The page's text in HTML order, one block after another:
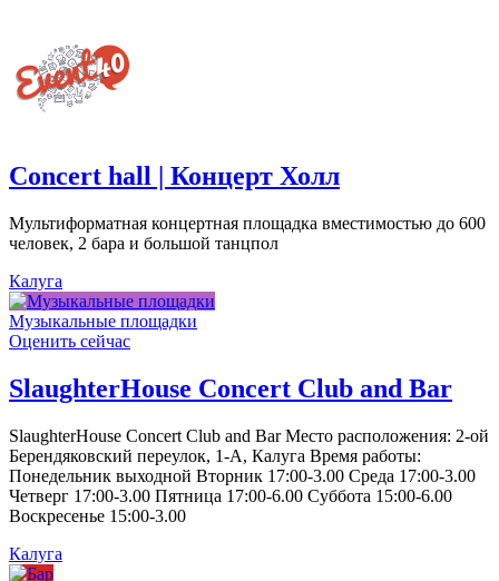
Concert hall | Концерт Холл
Мультиформатная концертная площадка вместимостью до 600
человек, 2 бара и большой танцпол
Калуга
Музыкальные площадки
Оценить сейчас
SlaughterHouse Concert Club and Bar
SlaughterHouse Concert Club and Bar Место расположения: 2-ой
Берендяковский переулок, 1-А, Калуга Время работы:
Понедельник выходной Вторник 17:00-3.00 Среда 17:00-3.00
Четверг 17:00-3.00 Пятница 17:00-6.00 Суббота 15:00-6.00
Воскресенье 15:00-3.00
Калуга